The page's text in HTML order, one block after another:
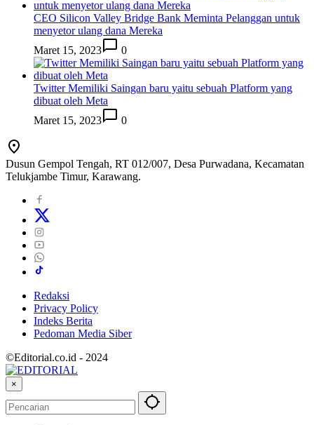
CEO Silicon Valley Bridge Bank Meminta Pelanggan untuk
menyetor ulang dana Mereka
Maret 15, 2023
0
Twitter Memiliki Saingan baru yaitu sebuah Platform yang
dibuat oleh Meta
Maret 15, 2023
0
Dusun Gempol Tengah, RT 012/007, Desa Purwadana, Kecamatan
Telukjambe Timur, Karawang.
Redaksi
Privacy Policy
Indeks Berita
Pedoman Media Siber
©Editorial.co.id - 2024
×